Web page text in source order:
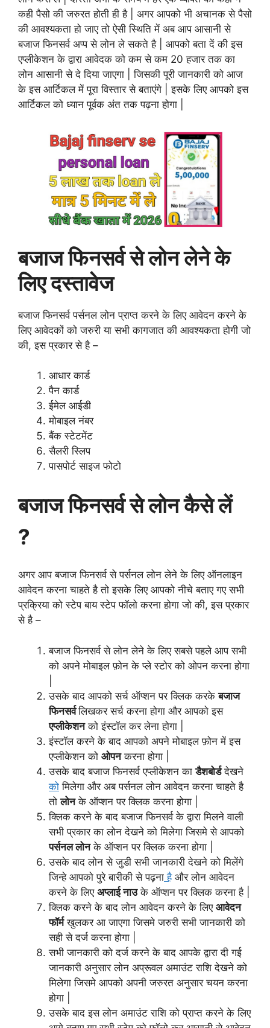
कही पैसो की जरुरत होती ही है | अगर आपको भी अचानक से पैसो
की आवश्यकता हो जाए तो ऐसी स्थिति में अब आप आसानी से
बजाज फिनसर्व अप्प से लोन ले सकते है | आपको बता दें की इस
एप्लीकेशन के द्वारा आवेदक को कम से कम 20 हजार तक का
लोन आसानी से दे दिया जाएगा | जिसकी पूरी जानकारी को आज
के इस आर्टिकल में पूरा विस्तार से बताएंगे | इसके लिए आपको इस
आर्टिकल को ध्यान पूर्वक अंत तक पढ़ना होगा |
बजाज फिनसर्व से लोन लेने के
लिए दस्तावेज
बजाज फिनसर्व पर्सनल लोन प्राप्त करने के लिए आवेदन करने के
लिए आवेदकों को जरुरी या सभी कागजात की आवश्यकता होगी जो
की, इस प्रकार से है –
आधार कार्ड
पैन कार्ड
ईमेल आईडी
मोबाइल नंबर
बैंक स्टेटमेंट
सैलरी स्लिप
पासपोर्ट साइज फोटो
बजाज फिनसर्व से लोन कैसे लें
?
अगर आप बजाज फिनसर्व से पर्सनल लोन लेने के लिए ऑनलाइन
आवेदन करना चाहते है तो इसके लिए आपको नीचे बताए गए सभी
प्रक्रिया को स्टेप बाय स्टेप फॉलो करना होगा जो की, इस प्रकार
से है –
बजाज फिनसर्व से लोन लेने के लिए सबसे पहले आप सभी
को अपने मोबाइल फ़ोन के प्ले स्टोर को ओपन करना होगा
उसके बाद आपको सर्च ऑप्शन पर क्लिक करकेबजाज
फिनसर्व लिखकर सर्च करना होगा और आपको इस
एप्लीकेशनको इंस्टॉल कर लेना होगा |
इंस्टॉल करने के बाद आपको अपने मोबाइल फ़ोन में इस
एप्लीकेशन को ओपनकरना होगा |
उसके बाद बजाज फिनसर्व एप्लीकेशन काडैशबोर्डदेखने
को मिलेगा और अब पर्सनल लोन आवेदन करना चाहते है
तोलोनके ऑप्शन पर क्लिक करना होगा |
क्लिक करने के बाद बजाज फिनसर्व के द्वारा मिलने वाली
सभी प्रकार का लोन देखने को मिलेगा जिसमे से आपको
पर्सनल लोनके ऑप्शन पर क्लिक करना होगा |
उसके बाद लोन से जुडी सभी जानकारी देखने को मिलेंगे
जिन्हे आपको पुरे बारीकी से पढ़ना हैऔर लोन आवेदन
करने के लिए अप्लाई नाउके ऑप्शन पर क्लिक करना है |
क्लिक करने के बाद लोन आवेदन करने के लिए आवेदन
फॉर्मखुलकर आ जाएगा जिसमे जरुरी सभी जानकारी को
सही से दर्ज करना होगा |
सभी जानकारी को दर्ज करने के बाद आपके द्वारा दी गई
जानकारी अनुसार लोन अप्रूवल अमाउंट राशि देखने को
मिलेगा जिसमे आपको अपनी जरुरत अनुसार चयन करना
होगा |
उसके बाद इस लोन अमाउंट राशि को प्राप्त करने के लिए